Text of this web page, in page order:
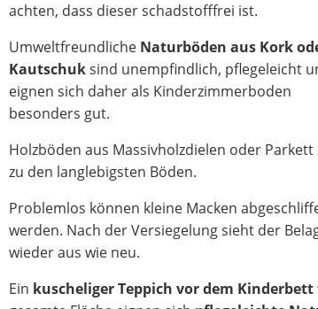
achten, dass dieser schadstofffrei ist.
Umweltfreundliche Naturböden aus Kork
Kautschuksind unempfindlich, pflegeleicht
eignen sich daher als Kinderzimmerboden
besonders gut.
Holzböden aus Massivholzdielen oder Parkett
zu den langlebigsten Böden.
Problemlos können kleine Macken
werden. Nach der Versiegelung sieht der
wieder aus wie neu.
Ein kuscheliger Teppich vor dem Kinderbett